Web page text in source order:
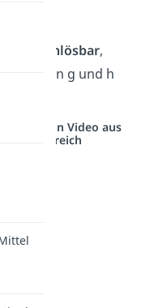
unlösbar,
Geraden g und h
Hier ein Video aus
Bereich